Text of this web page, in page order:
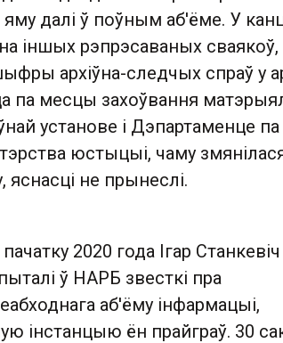
далі ў поўным аб'ёме. У
іншых рэпрэсаваных сваякоў,
архіўна-следчых спраў у
па месцы захоўвання
установе і Дэпартаменце па
юстыцыі, чаму
яснасці не прынеслі.
2020 года Ігар Станкевіч
ў НАРБ звесткі пра
аб'ёму інфармацыі,
інстанцыю ён прайграў. 30